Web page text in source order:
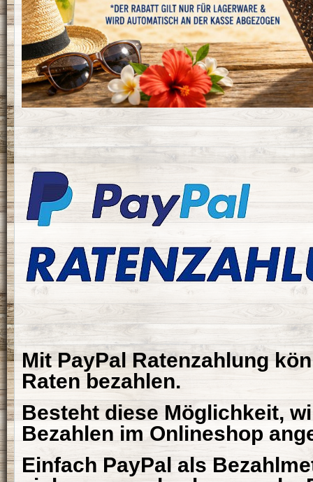
Mit PayPal Ratenzahlung
Raten bezahlen.
Besteht diese Möglichkeit,
Bezahlen im Onlineshop
Einfach PayPal als